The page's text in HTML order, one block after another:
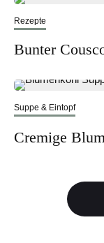
Rezepte
Bunter
Suppe & Eintopf
Cremige